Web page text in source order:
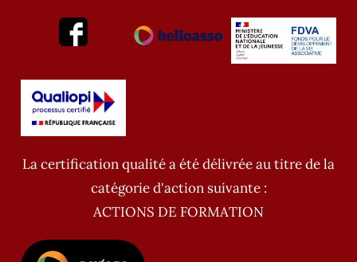
La certification qualité a été délivrée au titre de la
catégorie d'action suivante :
ACTIONS DE FORMATION